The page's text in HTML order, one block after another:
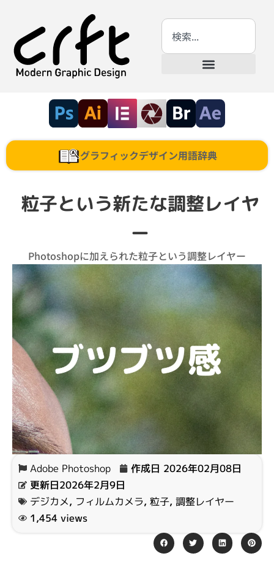
グラフィックデザイン用語辞典
粒子という新たな調整レイヤ
ー
Photoshopに加えられた粒子という調整レイヤー
Adobe Photoshop 作成日 2026年02月08日
更新日2026年2月9日
デジカメ, フィルムカメラ, 粒子, 調整レイヤー
1,454 views